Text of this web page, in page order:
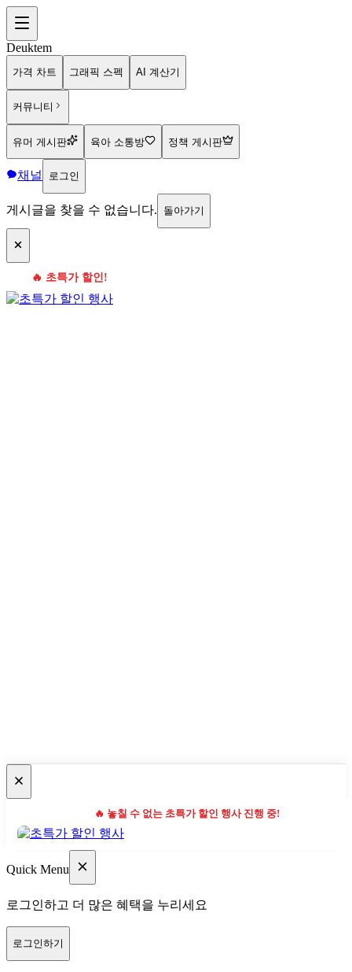
Deuktem
가격 차트 그래픽 스펙 AI 계산기
커뮤니티
유머 게시판 육아 소통방 정책 게시판
채널 로그인
게시글을 찾을 수 없습니다. 돌아가기
🔥 초특가 할인!
🔥 놓칠 수 없는 초특가 할인 행사 진행 중!
Quick Menu
로그인하고 더 많은 혜택을 누리세요
로그인하기